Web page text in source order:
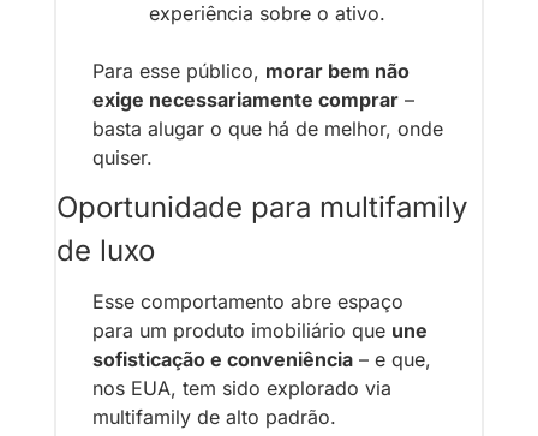
experiência sobre o ativo.
Para esse público, morar bem não
exige necessariamente comprar –
basta alugar o que há de melhor, onde
quiser.
Oportunidade para multifamily
de luxo
Esse comportamento abre espaço
para um produto imobiliário que une
sofisticação e conveniência – e que,
nos EUA, tem sido explorado via
multifamily de alto padrão.